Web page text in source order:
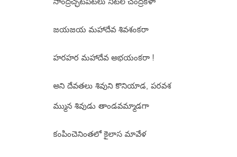
జయజయ మహాదేవ శివశంకరా
హరహర మహాదేవ అభయంకరా !
అని దేవతలు శివుని కొనియాడ, పరవశ
మ్మున శివుడు తాండవమ్మాడగా
కంపించెనింతలో కైలాస మావేళ